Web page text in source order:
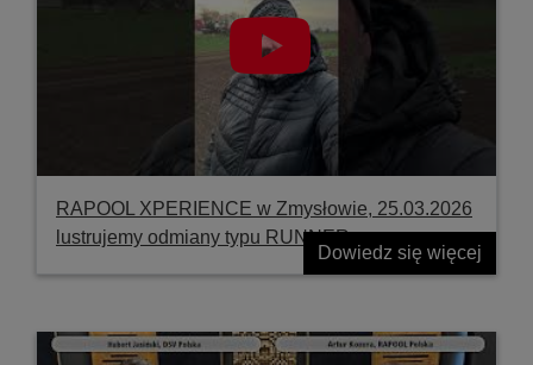
RAPOOL XPERIENCE w Zmysłowie, 25.03.2026
lustrujemy odmiany typu RUNNER
Dowiedz się więcej